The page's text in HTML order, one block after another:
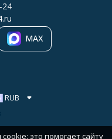
24
MAX
RUB
это помогает сайту